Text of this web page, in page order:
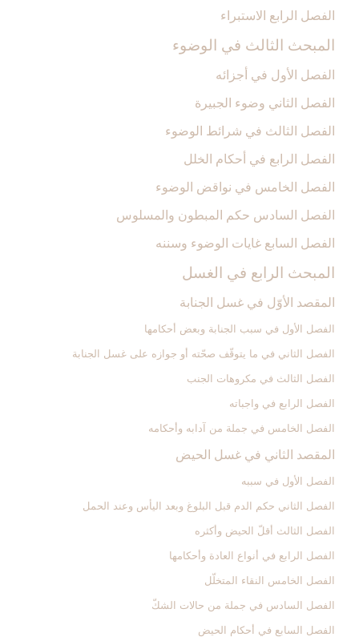
الفصل الرابع الاستبراء
المبحث الثالث في الوضوء
الفصل الأول في أجزائه‏
الفصل الثاني وضوء الجبيرة
الفصل الثالث في شرائط الوضوء
الفصل الرابع في أحكام الخلل
الفصل الخامس في نواقض الوضوء
الفصل السادس حكم المبطون والمسلوس‏
الفصل السابع غايات الوضوء وسننه‏
المبحث الرابع في الغسل‏
المقصد الأوّل في غسل الجنابة
الفصل الأول في سبب الجنابة وبعض أحكامها
الفصل الثاني في ما يتوقّف صحّته أو جوازه على غسل الجنابة
الفصل الثالث في مكروهات الجنب‏
الفصل الرابع في واجباته
الفصل الخامس في جملة من آدابه وأحكامه‏
المقصد الثاني في غسل الحيض‏
الفصل الأول في سببه
الفصل الثاني حكم الدم قبل البلوغ وبعد اليأس وعند الحمل‏
الفصل الثالث أقلّ الحيض وأكثره‏
الفصل الرابع في أنواع العادة وأحكامها
الفصل الخامس النقاء المتخلّل‏
الفصل السادس في جملة من حالات الشكّ‏
الفصل السابع في أحكام الحيض